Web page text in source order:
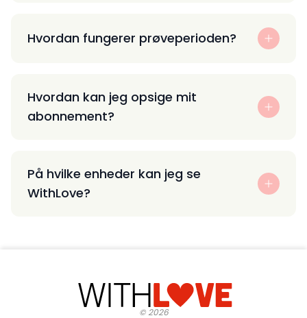
Hvordan fungerer prøveperioden?
Hvordan kan jeg opsige mit
abonnement?
På hvilke enheder kan jeg se
WithLove?
©2026